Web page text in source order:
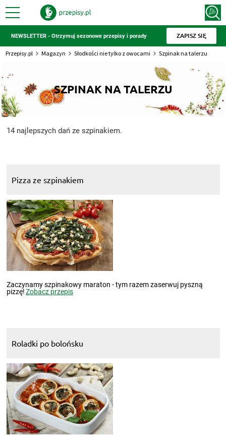
NEWSLETTER - Otrzymuj sezonowe przepisy i porady ZAPISZ SIĘ
Przepisy.pl Magazyn Słodkości nie tylko z owocami Szpinak na talerzu
SZPINAK NA TALERZU
14 najlepszych dań ze szpinakiem.
Pizza ze szpinakiem
Zaczynamy szpinakowy maraton - tym razem zaserwuj pyszną
pizzę!Zobacz przepis
Roladki po bolońsku